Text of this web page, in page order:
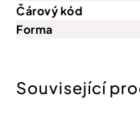
Čárový kód
Forma